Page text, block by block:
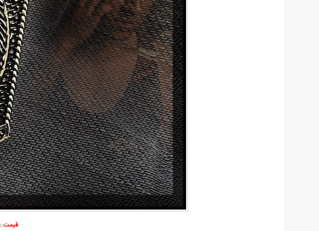
قیمت :